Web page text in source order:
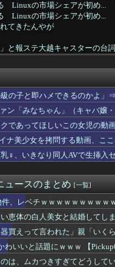
Linuxの市場シェアが初め...
Linuxの市場シェアが初め...
てきたんやが
と報ステ大越キャスターの台
って囁く瞬間ｗｗｗｗｗｗｗｗ
てご満悦wwwwwwwwwwww...
対応」と台湾軍トップ！
特別な日の試合だったので負
？実は俺と母さんも兄妹なん
！！！！！
ャー、ガチで可愛いぞ
音声（下ネタ）が流れる 第
イザは友達って感じで性的な
告白
が持ち帰りはなしでしょう、
ルしすぎてしまうｗｗｗｗｗｗ
ｗｗｗｗｗｗ
の子と即ハメできるのかよ」
ン「みなちゃん」（キャバ嬢
クであってほしいこの女児の動
ナ美少女を拷問する動画、こ
♀、いきなり同人AVで生挿入
ュースのまとめ [一覧]
件、レベチｗｗｗｗｗｗｗｗｗ
恵体の白人美女と結婚してし
買えって言われた」親「いく
いいと話題にｗｗｗ 【
は、ムカつきすぎてどうして